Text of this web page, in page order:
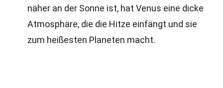
näher an der Sonne ist, hat Venus eine dicke
Atmosphäre, die die Hitze einfängt und sie
zum heißesten Planeten macht.